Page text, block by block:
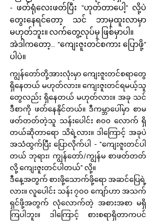
- ဖတ်ရုံလေးဖတ်ပြီး "ဟုတ်တာပေါ့" လို့ပဲ
တွေးနေရင်တော့ သင် ဘာမှထူးလာမှာ
မဟုတ်ဘူး။ လက်တွေ့လုပ်မှ ဖြစ်မှာပါ။
အဲဒါကတော့... "ကျေးဇူးတင်စကား ပြောဖို့"
ပါပဲ။
ကျွန်တော်တို့အားလုံးမှာ ကျေးဇူးတင်စရာတွေ
ရှိနေတယ် မဟုတ်လား။ ကျေးဇူးတင်ရမယ့်သူ
တွေလည်း ရှိနေတယ် မဟုတ်လား။ အခု သင်
ဒီစာကို ဖတ်နေနိုင်တယ်။ ဒီကမ္ဘာပေါ်မှာ စာမ
ဖတ်တတ်တဲ့သူ သန်းပေါင်း ၈၀၀ လောက် ရှိ
တယ်ဆိုတာရော သိရဲ့လား။ ဒါကြောင့် အခုပဲ
အသံထွက်ပြီး ပြောလိုက်ပါ - "ကျေးဇူးတင်ပါ
တယ် ဘုရား၊ ကျွန်တော်/ကျွန်မ စာဖတ်တတ်
လို့ ကျေးဇူးတင်ပါတယ်" လို့။
ဒီနေ့အတွက် စားဖို့သောက်ဖို့ရော အဆင်ပြေရဲ့
လား။ လူပေါင်း သန်း ၇၀၀ ကျော်ဟာ အသက်
ရှင်ဖို့အတွက် လုံလောက်တဲ့ အစားအစာ မရှိ
ကြပါဘူး။ ဒါကြောင့် စားစရာရှိတာကပင်